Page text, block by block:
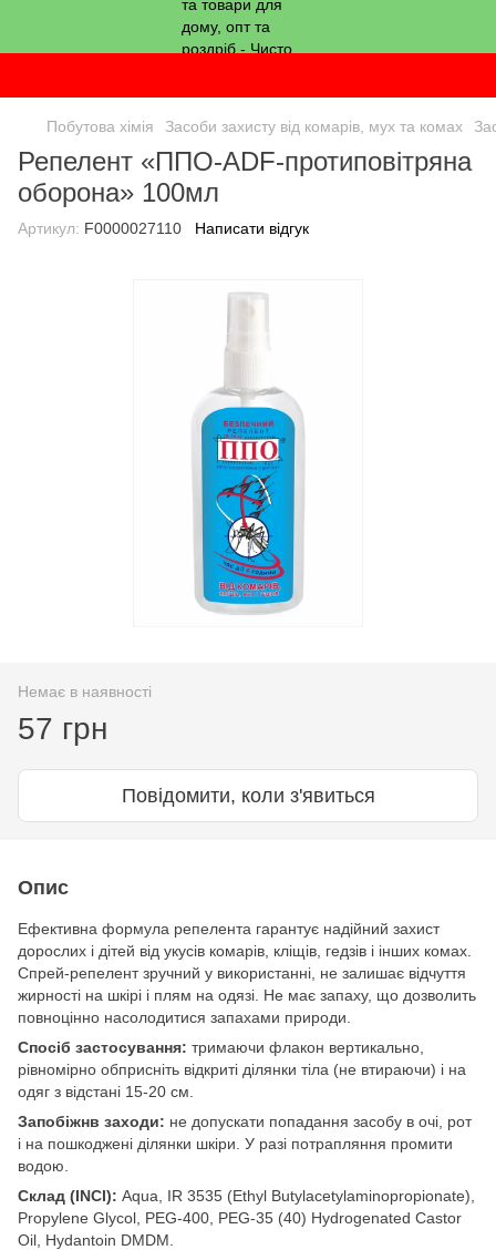
Побутова хімія Засоби захисту від комарів, мух та комах
Репелент «ППО-ADF-протиповітряна
оборона» 100мл
Артикул: F0000027110 Написати відгук
Немає в наявності
57 грн
Повідомити, коли з'явиться
Опис
Ефективна формула репелента гарантує надійний захист
дорослих і дітей від укусів комарів, кліщів, гедзів і інших комах.
Спрей-репелент зручний у використанні, не залишає відчуття
жирності на шкірі і плям на одязі. Не має запаху, що дозволить
повноцінно насолодитися запахами природи.
Спосіб застосування: тримаючи флакон вертикально,
рівномірно обприсніть відкриті ділянки тіла (не втираючи) і на
одяг з відстані 15-20 см.
Запобіжнв заходи: не допускати попадання засобу в очі, рот
і на пошкоджені ділянки шкіри. У разі потрапляння промити
водою.
Склад (INCI): Aqua, IR 3535 (Ethyl Butylacetylaminopropionate),
Propylene Glycol, PEG-400, PEG-35 (40) Hydrogenated Castor
Oil, Hydantoin DMDM.